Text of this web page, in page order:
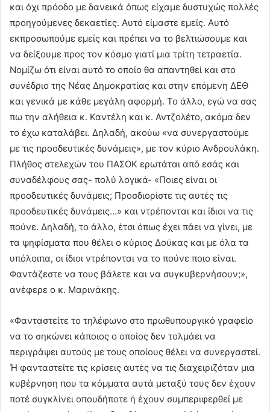
και όχι πρόοδο με δανεικά όπως είχαμε δυστυχώς πολλές
προηγούμενες δεκαετίες. Αυτό είμαστε εμείς. Αυτό
εκπροσωπούμε εμείς και πρέπει να το βελτιώσουμε και
να δείξουμε προς τον κόσμο γιατί μια τρίτη τετραετία.
Νομίζω ότι είναι αυτό το οποίο θα απαντηθεί και στο
συνέδριο της Νέας Δημοκρατίας και στην επόμενη ΔΕΘ
και γενικά με κάθε μεγάλη αφορμή. Το άλλο, εγώ να σας
πω την αλήθεια κ. Καντέλη και κ. Αντζολέτο, ακόμα δεν
το έχω καταλάβει. Δηλαδή, ακούω «να συνεργαστούμε
με τις προοδευτικές δυνάμεις», με τον κύριο Ανδρουλάκη.
Πλήθος στελεχών του ΠΑΣΟΚ ερωτάται από εσάς και
συναδέλφους σας- πολύ λογικά- «Ποιες είναι οι
προοδευτικές δυνάμεις; Προσδιορίστε τις αυτές τις
προοδευτικές δυνάμεις…» και ντρέπονται και ίδιοι να τις
πούνε. Δηλαδή, το άλλο, έτσι όπως έχει πάει να γίνει, με
τα ψηφίσματα που θέλει ο κύριος Δούκας και με όλα τα
υπόλοιπα, οι ίδιοι ντρέπονται να το πούνε ποιο είναι.
Φαντάζεστε να τους βάλετε και να συγκυβερνήσουν;»,
ανέφερε ο κ. Μαρινάκης.
«Φανταστείτε το τηλέφωνο στο πρωθυπουργικό γραφείο
να το σηκώνει κάποιος ο οποίος δεν τολμάει να
περιγράψει αυτούς με τους οποίους θέλει να συνεργαστεί.
Ή φανταστείτε τις κρίσεις αυτές να τις διαχειριζόταν μια
κυβέρνηση που τα κόμματα αυτά μεταξύ τους δεν έχουν
ποτέ συγκλίνει οπουδήποτε ή έχουν συμπεριφερθεί με